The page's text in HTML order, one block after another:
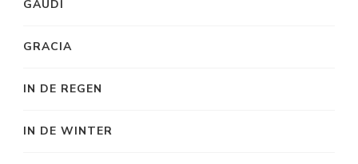
GAUDI
GRACIA
IN DE REGEN
IN DE WINTER